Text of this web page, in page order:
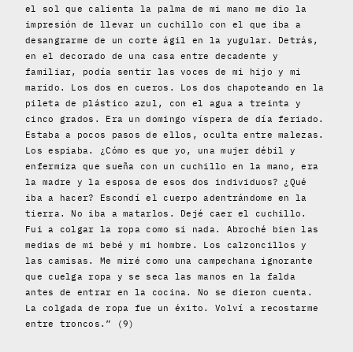
el sol que calienta la palma de mi mano me dio la
impresión de llevar un cuchillo con el que iba a
desangrarme de un corte ágil en la yugular. Detrás,
en el decorado de una casa entre decadente y
familiar, podía sentir las voces de mi hijo y mi
marido. Los dos en cueros. Los dos chapoteando en la
pileta de plástico azul, con el agua a treinta y
cinco grados. Era un domingo víspera de día feriado.
Estaba a pocos pasos de ellos, oculta entre malezas.
Los espiaba. ¿Cómo es que yo, una mujer débil y
enfermiza que sueña con un cuchillo en la mano, era
la madre y la esposa de esos dos individuos? ¿Qué
iba a hacer? Escondí el cuerpo adentrándome en la
tierra. No iba a matarlos. Dejé caer el cuchillo.
Fui a colgar la ropa como si nada. Abroché bien las
medias de mi bebé y mi hombre. Los calzoncillos y
las camisas. Me miré como una campechana ignorante
que cuelga ropa y se seca las manos en la falda
antes de entrar en la cocina. No se dieron cuenta.
La colgada de ropa fue un éxito. Volví a recostarme
entre troncos.” (9)